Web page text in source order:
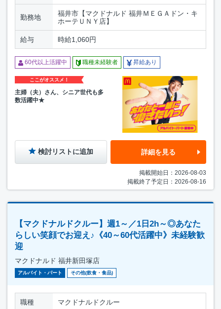
勤務地
福井市【マクドナルド 福井ＭＥＧＡドン・キ
ホーテＵＮＹ店】
給与 時給1,060円
60代以上活躍中 職種未経験者 昇給あり
ここがオススメ！
主婦（夫）さん、シニア世代も多
数活躍中★
検討リストに追加 詳細を見る
掲載開始日：2026-08-03
掲載終了予定日：2026-08-16
【マクドナルドクルー】週1～／1日2h～◎あなた
らしい笑顔でお迎え♪《40～60代活躍中》未経験歓
迎
マクドナルド 福井新田塚店
アルバイト・パート その他(飲食・食品)
職種 マクドナルドクルー